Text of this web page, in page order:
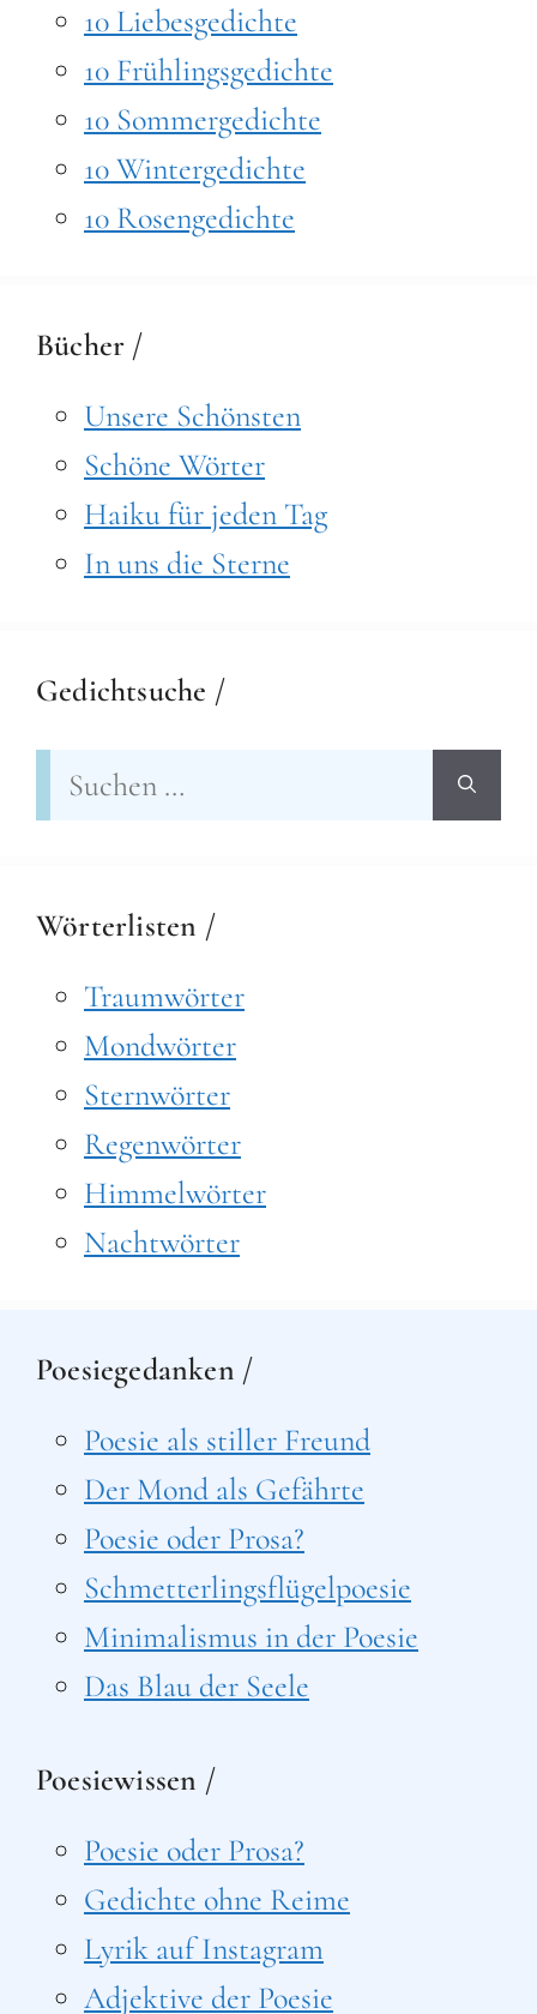
10 Liebesgedichte
10 Frühlingsgedichte
10 Sommergedichte
10 Wintergedichte
10 Rosengedichte
Bücher /
Unsere Schönsten
Schöne Wörter
Haiku für jeden Tag
In uns die Sterne
Gedichtsuche /
Suchen
nach:
Wörterlisten /
Traumwörter
Mondwörter
Sternwörter
Regenwörter
Himmelwörter
Nachtwörter
Poesiegedanken /
Poesie als stiller Freund
Der Mond als Gefährte
Poesie oder Prosa?
Schmetterlingsflügelpoesie
Minimalismus in der Poesie
Das Blau der Seele
Poesiewissen /
Poesie oder Prosa?
Gedichte ohne Reime
Lyrik auf Instagram
Adjektive der Poesie